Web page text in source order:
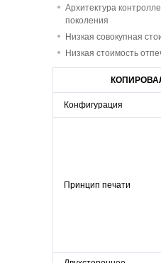
Архитектура
поколения
Низкая совокупная
Низкая стоимость
Конфигурация
Принцип печати